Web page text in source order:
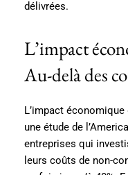
délivrées.
L’impact
Au-delà des
L’impact
une étude de
entreprises qui
leurs coûts de non-